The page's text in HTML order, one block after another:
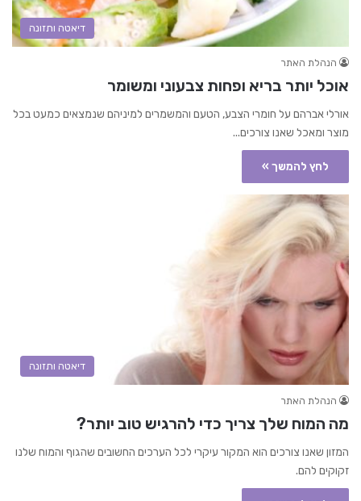
דיאטה ותזונה
הנהלת האתר
אוכל יותר בריא ופחות צבעוני ומשומר
אורלי אברהם על חומרי הצבע, הטעם והמשמרים למיניהם שנמצאים כמעט בכל
מוצר ומאכל שאנו צורכים...
לחץ להמשך »
דיאטה ותזונה
הנהלת האתר
מה המוח שלך צריך כדי להרגיש טוב יותר?
המזון שאנו צורכים הוא המקור עיקרי לכל הערכים החשובים שהגוף והמוח שלנו
זקוקים להם.